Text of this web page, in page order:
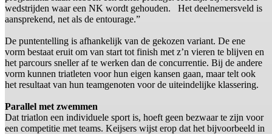
wedstrijden waar een NK wordt gehouden. Het deelnemersveld is
aansprekend, net als de entourage.”
De puntentelling is afhankelijk van de gekozen variant. De ene
vorm bestaat eruit om van start tot finish met z’n vieren te blijven en
het parcours sneller af te werken dan de concurrentie. Bij de andere
vorm kunnen triatleten voor hun eigen kansen gaan, maar telt ook
het resultaat van hun teamgenoten voor de uiteindelijke klassering.
Parallel met zwemmen
Dat triatlon een individuele sport is, hoeft geen bezwaar te zijn voor
een competitie met teams. Keijsers wijst erop dat het bijvoorbeeld in